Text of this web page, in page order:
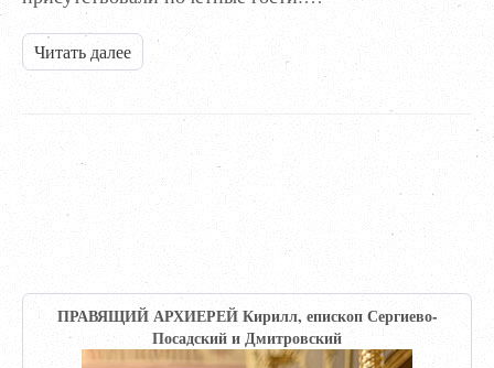
Читать далее
ПРАВЯЩИЙ АРХИЕРЕЙ Кирилл, епископ Сергиево-
Посадский и Дмитровский